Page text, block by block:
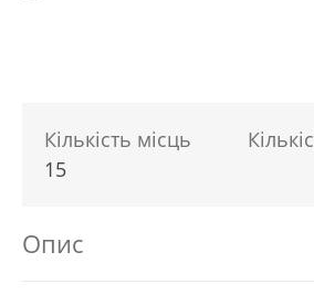
Кількість місць
15
Опис